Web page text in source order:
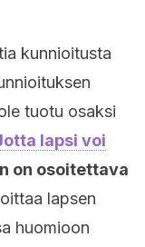
kunnioitusta
tuotu osaksi
lapsi voi
on osoitettava
lapsen
huomioon